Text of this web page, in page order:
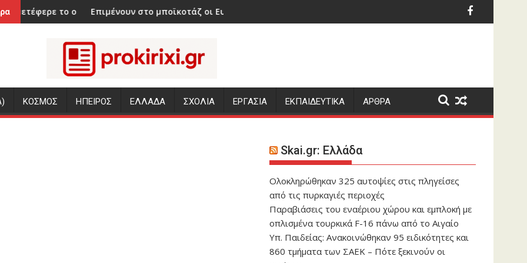
Antonov
Επιμένουν στο μποϊκοτάζ οι Ευρωπαίοι και ζητούν εγγυήσεις και το... κεφάλι του Ινφαντίνο Σαλάχ: Υπέγραψε το
ΚΟΣΜΟΣ ΗΠΕΙΡΟΣ ΕΛΛΑΔΑ ΣΧΟΛΙΑ ΕΡΓΑΣΙΑ ΕΚΠΑΙΔΕΥΤΙΚΑ ΑΡΘΡΑ
Skai.gr: Ελλάδα
Ολοκληρώθηκαν 325 αυτοψίες στις πληγείσες
από τις πυρκαγιές περιοχές
Παραβιάσεις του εναέριου χώρου και εμπλοκή με
οπλισμένα τουρκικά F-16 πάνω από το Αιγαίο
Υπ. Παιδείας: Ανακοινώθηκαν 95 ειδικότητες και
860 τμήματα των ΣΑΕΚ – Πότε ξεκινούν οι